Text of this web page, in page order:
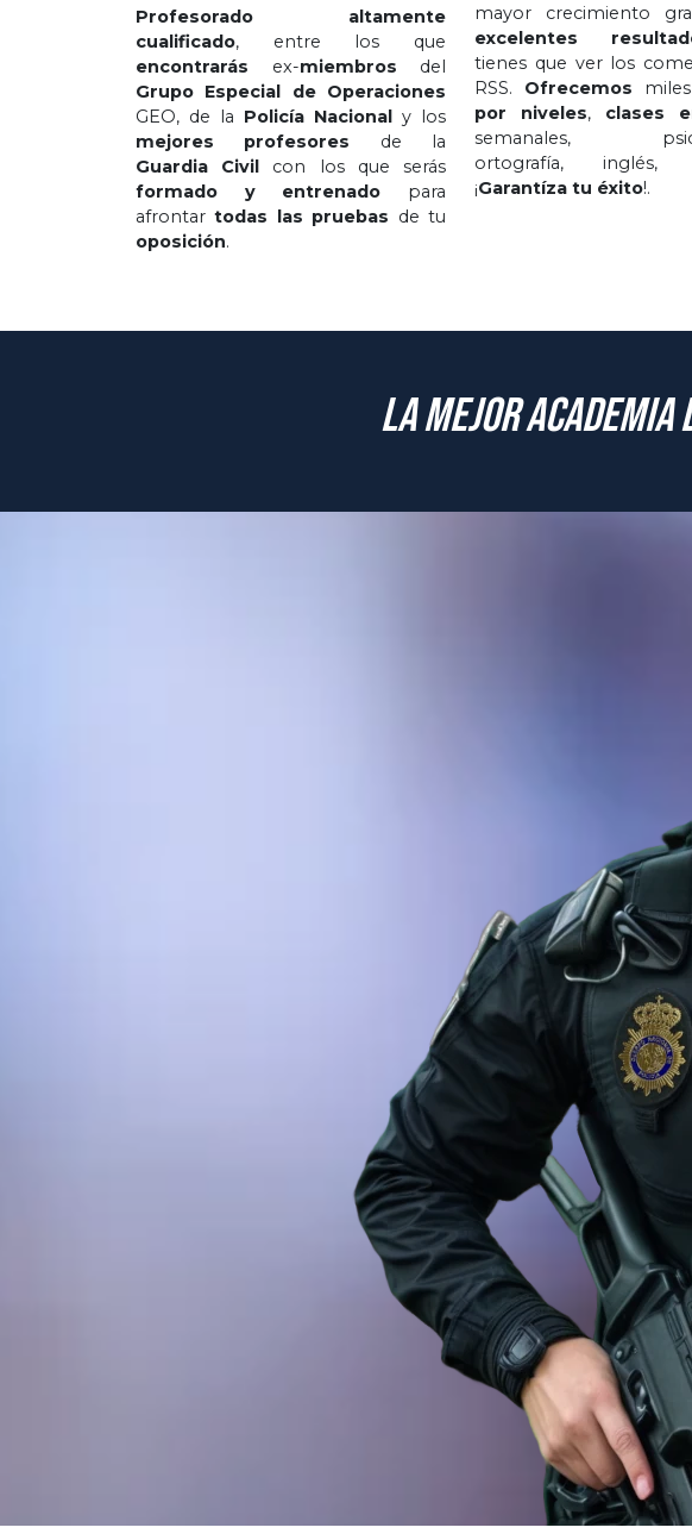
Profesorado altamente
cualificado, entre los que
encontrarás ex-miembros del
Grupo Especial de Operaciones
GEO, de la Policía Nacional y los
mejores profesores de la
Guardia Civil con los que serás
formado y entrenado para
afrontartodas las pruebas de tu
oposición.
mayor crecimiento
excelentes
tienes que ver los
RSS. Ofrecemos
por niveles, clases
semanales,
ortografía, inglés,
¡Garantíza tu éxito!.
La mejor